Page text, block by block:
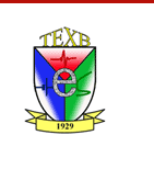
content